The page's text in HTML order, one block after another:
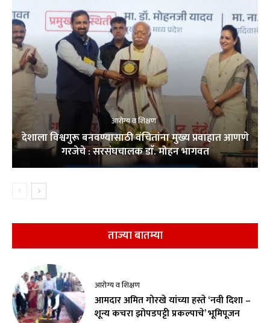
आरोग्य व शिक्षण
देशाला विश्वगुरू बनवण्यासाठी वंचितांना मुख्य प्रवाहात आणणे
गरजेचे : सरसंघचालक डाॅ. मोहन भागवत
ताज्या बातम्या
आरोग्य व शिक्षण
आमदार अमित गोरखे यांच्या हस्ते ‘नवी दिशा –
शून्य कचरा झोपडपट्टी प्रकल्पाचे’ भूमिपूजन